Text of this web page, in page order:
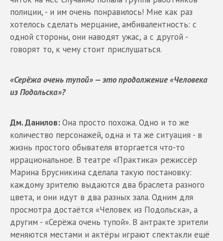
полиции, - и им очень понравилось! Мне как раз
хотелось сделать мерцание, амбивалентность: с
одной стороны, они наводят ужас, а с другой -
говорят то, к чему стоит прислушаться.
«Серёжа очень тупой» — это продолжение «Человека
из Подольска»?
Дм. Данилов:Она просто похожа. Одно и то же
количество персонажей, одна и та же ситуация - в
жизнь простого обывателя вторгается что-то
иррациональное. В театре «Практика» режиссёр
Марина Брусникина сделала такую постановку:
каждому зрителю выдаются два браслета разного
цвета, и они идут в два разных зала. Одним для
просмотра достаётся «Человек из Подольска», а
другим - «Серёжа очень тупой». В антракте зрители
меняются местами и актёры играют спектакли ещё